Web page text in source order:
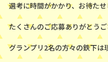
選考に時間がかかり、お待た
たくさんのご応募ありがとう
グランプリ2名の方々の鉄下は